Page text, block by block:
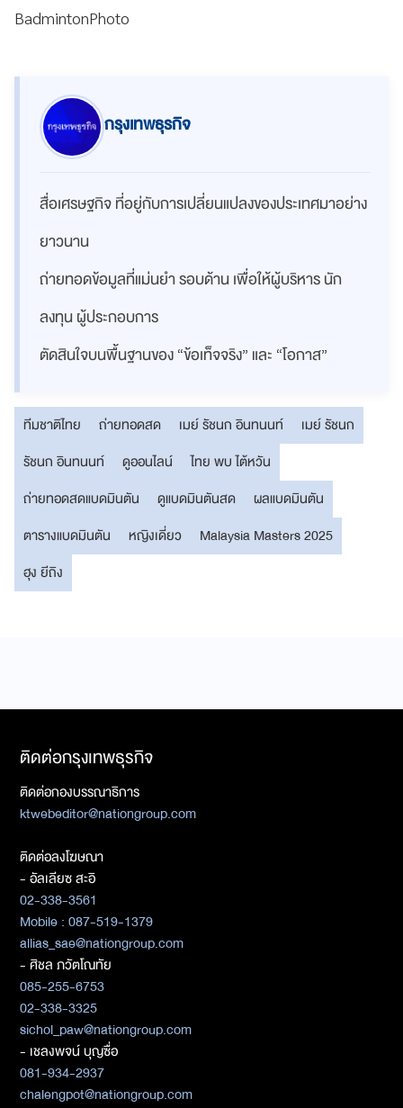
BadmintonPhoto
กรุงเทพธุรกิจ
สื่อเศรษฐกิจ ที่อยู่กับการเปลี่ยนแปลงของประเทศมาอย่าง
ยาวนาน
ถ่ายทอดข้อมูลที่แม่นยำ รอบด้าน เพื่อให้ผู้บริหาร นัก
ลงทุน ผู้ประกอบการ
ตัดสินใจบนพื้นฐานของ “ข้อเท็จจริง” และ “โอกาส”
ทีมชาติไทย ถ่ายทอดสด เมย์ รัชนก อินทนนท์
เมย์ รัชนก
รัชนก อินทนนท์
ดูออนไลน์
ไทย พบ ไต้หวัน
ถ่ายทอดสดแบดมินตัน
ดูแบดมินตันสด
ผลแบดมินตัน
ตารางแบดมินตัน
หญิงเดี่ยว
Malaysia Masters 2025
ฮุง ยีถิง
ติดต่อกรุงเทพธุรกิจ
ติดต่อกองบรรณาธิการ
ktwebeditor@nationgroup.com
ติดต่อลงโฆษณา
- อัลเลียซ สะอิ
02-338-3561
Mobile : 087-519-1379
allias_sae@nationgroup.com
- ศิชล ภวัตโณทัย
085-255-6753
02-338-3325
sichol_paw@nationgroup.com
- เชลงพจน์ บุญซื่อ
081-934-2937
chalengpot@nationgroup.com